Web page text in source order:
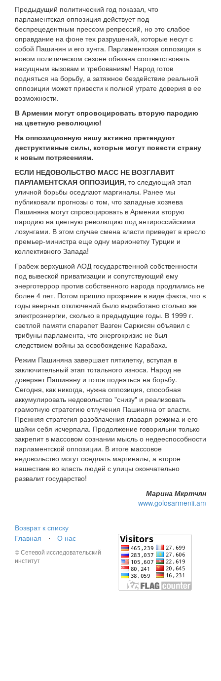
Предыдущий политический год показал, что
парламентская оппозиция действует под
беспрецедентным прессом репрессий, но это слабое
оправдание на фоне тех разрушений, которые несут с
собой Пашинян и его хунта. Парламентская оппозиция в
новом политическом сезоне обязана соответствовать
насущным вызовам и требованиям! Народ готов
подняться на борьбу, а затяжное бездействие реальной
оппозиции может привести к полной утрате доверия в ее
возможности.
В Армении могут спровоцировать вторую пародию
на цветную революцию!
На оппозиционную нишу активно претендуют
деструктивные силы, которые могут повести страну
к новым потрясениям.
ЕСЛИ НЕДОВОЛЬСТВО МАСС НЕ ВОЗГЛАВИТ
ПАРЛАМЕНТСКАЯ ОППОЗИЦИЯ, то следующий этап
уличной борьбы оседлают маргиналы. Ранее мы
публиковали прогнозы о том, что западные хозяева
Пашиняна могут спровоцировать в Армении вторую
пародию на цветную революцию под антироссийскими
лозунгами. В этом случае смена власти приведет в кресло
премьер-министра еще одну марионетку Турции и
коллективного Запада!
Грабеж верхушкой АОД государственной собственности
под вывеской приватизации и сопутствующий ему
энерготеррор против собственного народа продлились не
более 4 лет. Потом пришло прозрение в виде факта, что в
годы веерных отключений было выработано столько же
электроэнергии, сколько в предыдущие годы. В 1999 г.
светлой памяти спарапет Вазген Саркисян объявил с
трибуны парламента, что энергокризис не был
следствием войны за освобождение Карабаха.
Режим Пашиняна завершает пятилетку, вступая в
заключительный этап тотального износа. Народ не
доверяет Пашиняну и готов подняться на борьбу.
Сегодня, как никогда, нужна оппозиция, способная
аккумулировать недовольство "снизу" и реализовать
грамотную стратегию отлучения Пашиняна от власти.
Прежняя стратегия разоблачения главаря режима и его
шайки себя исчерпала. Продолжение говорильни только
закрепит в массовом сознании мысль о недееспособности
парламентской оппозиции. В итоге массовое
недовольство могут оседлать маргиналы, а второе
нашествие во власть людей с улицы окончательно
развалит государство!
Марина Мкртчян
www.golosarmenii.am
Возврат к списку
Главная
⋅ О нас
© Сетевой исследовательский
институт